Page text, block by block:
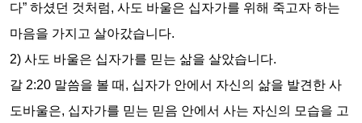
다” 하셨던 것처럼, 사도 바울은 십자가를 위해 죽고자 하는
마음을 가지고 살아갔습니다.
2) 사도 바울은 십자가를 믿는 삶을 살았습니다.
갈 2:20 말씀을 볼 때 , 십자가 안에서 자신의 삶을 발견한 사
도바울은, 십자가를 믿는 믿음 안에서 사는 자신의 모습을 고